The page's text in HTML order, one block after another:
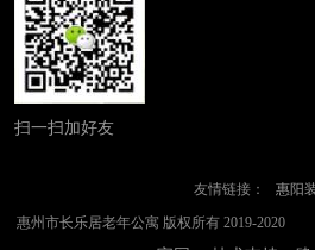
扫一扫加好友
友情链接：
惠阳
惠州市长乐居老年公寓 版权所有 2019-2020